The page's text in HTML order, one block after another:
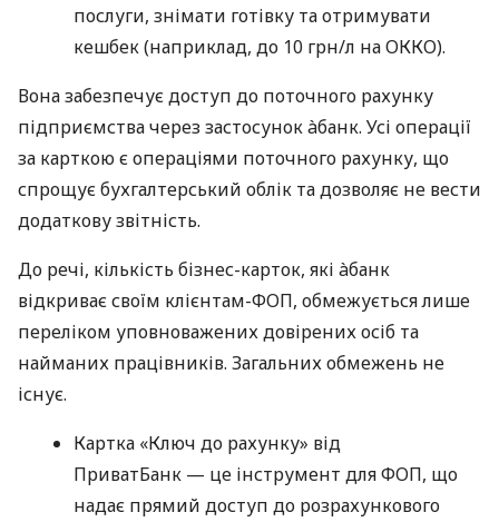
послуги, знімати готівку та отримувати
кешбек (наприклад, до 10 грн/л на ОККО).
Вона забезпечує доступ до поточного рахунку
підприємства через застосунок àбанк. Усі операції
за карткою є операціями поточного рахунку, що
спрощує бухгалтерський облік та дозволяє не вести
додаткову звітність.
До речі, кількість бізнес-карток, які àбанк
відкриває своїм клієнтам-ФОП, обмежується лише
переліком уповноважених довірених осіб та
найманих працівників. Загальних обмежень не
існує.
Картка «Ключ до рахунку» від
ПриватБанк — це інструмент для ФОП, що
надає прямий доступ до розрахункового